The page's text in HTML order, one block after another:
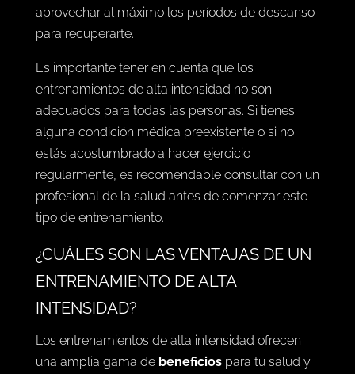
aprovechar al máximo los períodos de descanso
para recuperarte.
Es importante tener en cuenta que los
entrenamientos de alta intensidad no son
adecuados para todas las personas. Si tienes
alguna condición médica preexistente o si no
estás acostumbrado a hacer ejercicio
regularmente, es recomendable consultar con un
profesional de la salud antes de comenzar este
tipo de entrenamiento.
¿CUÁLES SON LAS VENTAJAS DE UN
ENTRENAMIENTO DE ALTA
INTENSIDAD?
Los entrenamientos de alta intensidad ofrecen
una amplia gama de beneficios para tu salud y